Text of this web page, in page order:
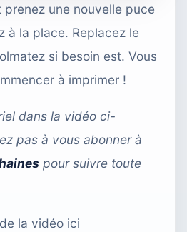
prenez une nouvelle puce
à la place. Replacez le
si besoin est. Vous
à imprimer !
dans la vidéo ci-
pas à vous abonnerà
pour suivre toute
la vidéo ici